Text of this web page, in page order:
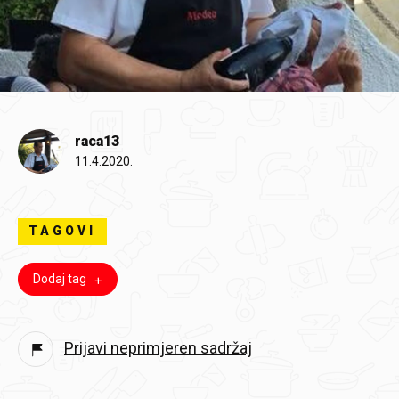
raca13
11.4.2020.
TAGOVI
Dodaj tag
Prijavi neprimjeren sadržaj